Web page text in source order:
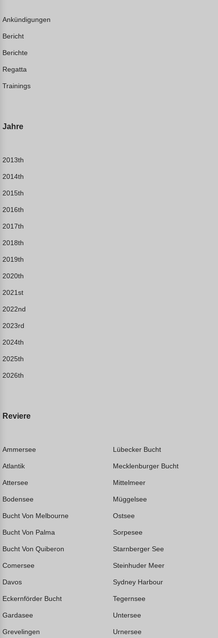
Ankündigungen
Bericht
Berichte
Regatta
Trainings
Jahre
2013th
2014th
2015th
2016th
2017th
2018th
2019th
2020th
2021st
2022nd
2023rd
2024th
2025th
2026th
Reviere
Ammersee
Atlantik
Attersee
Bodensee
Bucht Von Melbourne
Bucht Von Palma
Bucht Von Quiberon
Comersee
Davos
Eckernförder Bucht
Gardasee
Grevelingen
Lübecker Bucht
Mecklenburger Bucht
Mittelmeer
Müggelsee
Ostsee
Sorpesee
Starnberger See
Steinhuder Meer
Sydney Harbour
Tegernsee
Untersee
Urnersee